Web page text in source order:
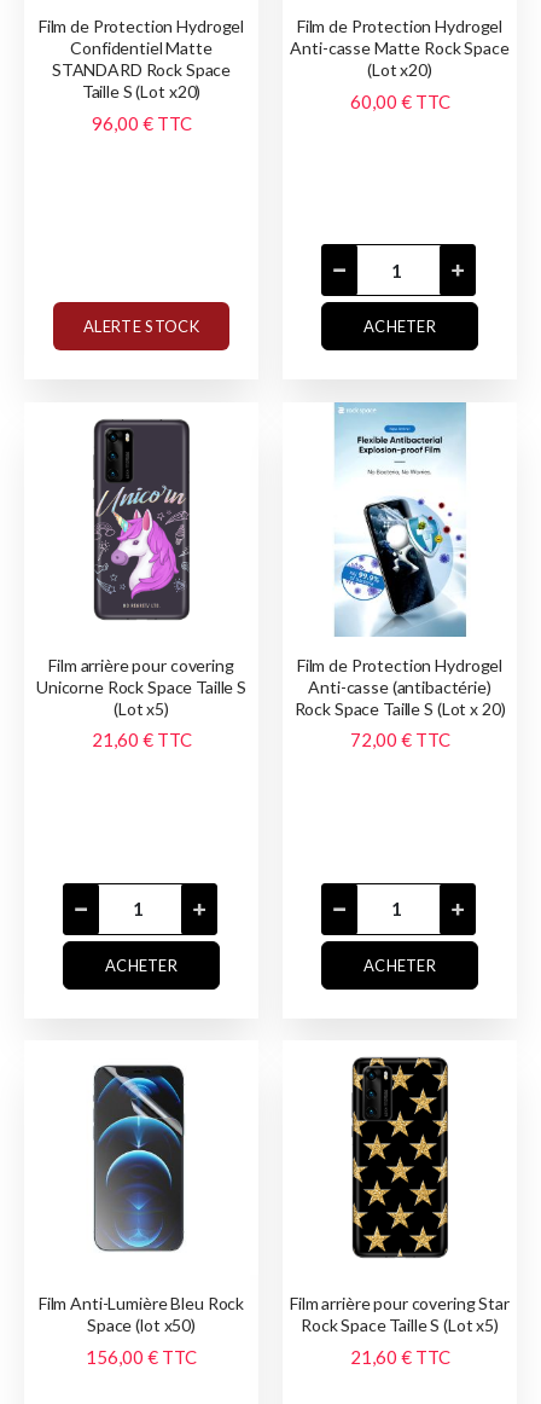
Film de Protection Hydrogel
Confidentiel Matte
STANDARD Rock Space
Taille S (Lot x20)
96,00 € TTC
ALERTE STOCK
Film de Protection Hydrogel
Anti-casse Matte Rock Space
(Lot x20)
60,00 € TTC
ACHETER
Film arrière pour covering
Unicorne Rock Space Taille S
(Lot x5)
21,60 € TTC
ACHETER
Film de Protection Hydrogel
Anti-casse (antibactérie)
Rock Space Taille S (Lot x 20)
72,00 € TTC
ACHETER
Film Anti-Lumière Bleu Rock
Space (lot x50)
156,00 € TTC
Film arrière pour covering Star
Rock Space Taille S (Lot x5)
21,60 € TTC